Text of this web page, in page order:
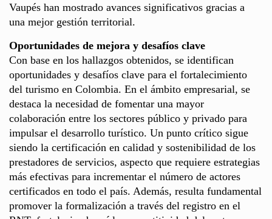
Vaupés han mostrado avances significativos gracias a
una mejor gestión territorial.
Oportunidades de mejora y desafíos clave
Con base en los hallazgos obtenidos, se identifican
oportunidades y desafíos clave para el fortalecimiento
del turismo en Colombia. En el ámbito empresarial, se
destaca la necesidad de fomentar una mayor
colaboración entre los sectores público y privado para
impulsar el desarrollo turístico. Un punto crítico sigue
siendo la certificación en calidad y sostenibilidad de los
prestadores de servicios, aspecto que requiere estrategias
más efectivas para incrementar el número de actores
certificados en todo el país. Además, resulta fundamental
promover la formalización a través del registro en el